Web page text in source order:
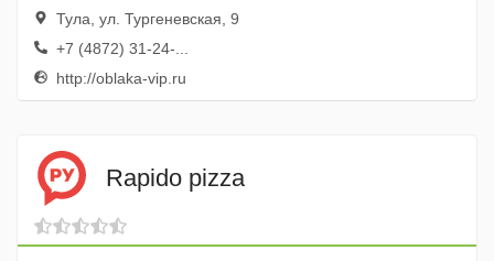
Тула, ул. Тургеневская, 9
+7 (4872) 31-24-...
http://oblaka-vip.ru
Rapido pizza